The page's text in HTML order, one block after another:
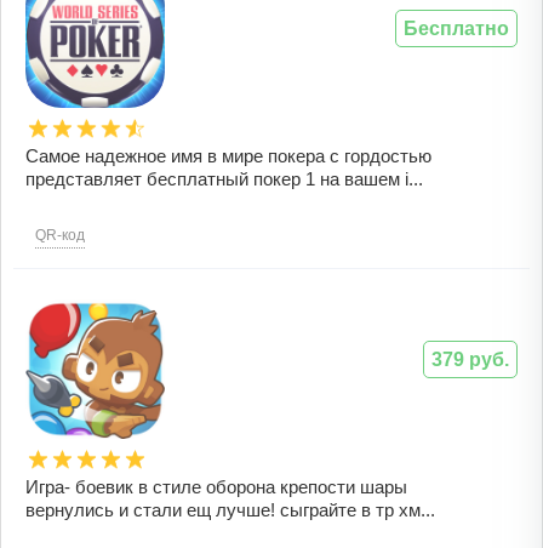
Самое надежное имя в мире покера с гордостью
представляет бесплатный покер 1 на вашем i...
QR-код
Бесплатно
Игра- боевик в стиле оборона крепости шары
вернулись и стали ещ лучше! сыграйте в тр хм...
379 руб.